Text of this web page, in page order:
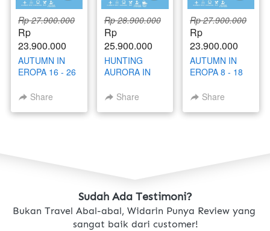
Rp 27.900.000
Rp
23.900.000
AUTUMN IN
EROPA 16 - 26
2025Share
Rp 28.900.000
Rp
25.900.000
HUNTING
AURORA IN
NOVEMBER
Share
Rp 27.900.000
Rp
23.900.000
AUTUMN IN
EROPA 8 - 18
2025Share
Sudah Ada Testimoni?
Bukan Travel Abal-abal, Widarin Punya Review yang
sangat baik dari customer!